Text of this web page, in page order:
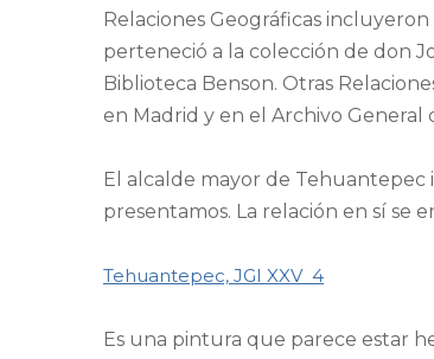
Relaciones Geográficas
perteneció a la colección de don
Biblioteca Benson. Otras
en Madrid y en el Archivo General
El alcalde mayor de Tehuantepec
presentamos. La relación en sí se
Tehuantepec, JGI XXV  4
Es una pintura que parece estar